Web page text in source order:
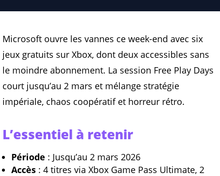
Microsoft ouvre les vannes ce week-end avec six
jeux gratuits sur Xbox, dont deux accessibles sans
le moindre abonnement. La session Free Play Days
court jusqu’au 2 mars et mélange stratégie
impériale, chaos coopératif et horreur rétro.
L’essentiel à retenir
Période : Jusqu’au 2 mars 2026
Accès : 4 titres via Xbox Game Pass Ultimate, 2